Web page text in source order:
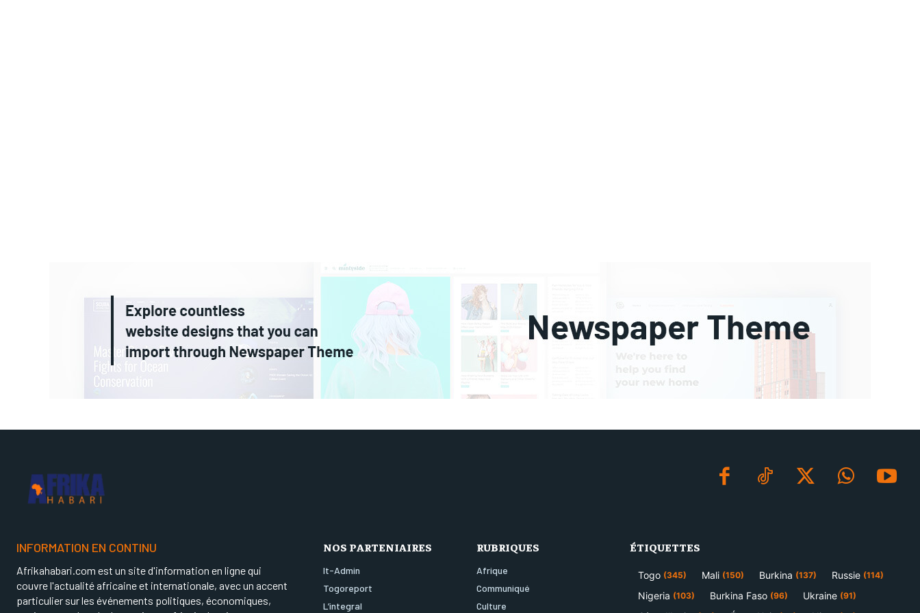
INFORMATION EN CONTINU
Afrikahabari.com est un site d'information en ligne qui
couvre l'actualité africaine et internationale, avec un accent
particulier sur les événements politiques, économiques,
NOS PARTENIAIRES
It-Admin
Togoreport
L’integral
RUBRIQUES
Afrique
Communiqué
Culture
ÉTIQUETTES
Togo (345) Mali (150) Burkina (137) Russie (114)
Nigeria (103) Burkina Faso (96) Ukraine (91)